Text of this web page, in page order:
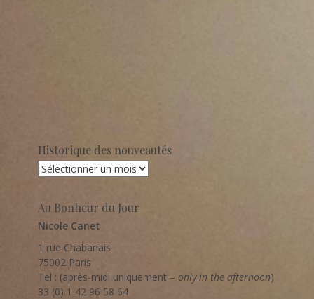
Historique des nouveautés
Historique
Au Bonheur du Jour
Nicole Canet
1 rue Chabanais
75002 Paris
Tel : (après-midi uniquement – only in the afternoon)
33 (0) 1 42 96 58 64